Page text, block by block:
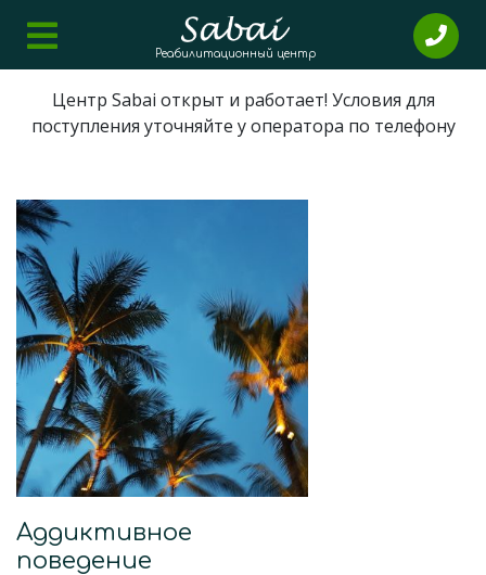
Центр Sabai открыт и работает! Условия для
поступления уточняйте у оператора по телефону
Реабилитационный центр
Аддиктивное
поведение